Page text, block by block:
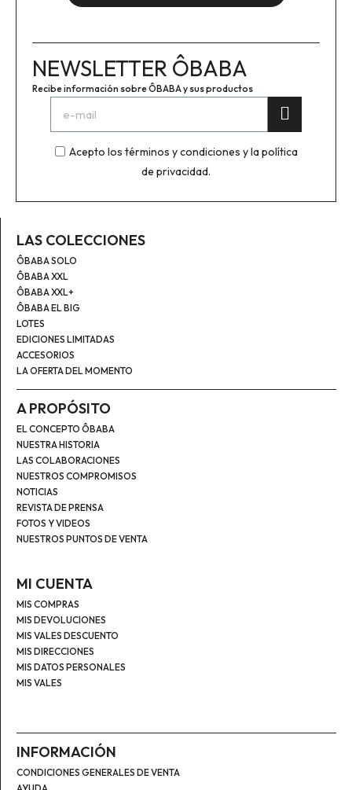
NEWSLETTER ÔBABA
Recibe información sobre ÔBABA y sus productos
Acepto los términos y condiciones y la política
de privacidad.
LAS COLECCIONES
ÔBABA SOLO
ÔBABA XXL
ÔBABA XXL+
ÔBABA EL BIG
LOTES
EDICIONES LIMITADAS
ACCESORIOS
LA OFERTA DEL MOMENTO
A PROPÓSITO
EL CONCEPTO ÔBABA
NUESTRA HISTORIA
LAS COLABORACIONES
NUESTROS COMPROMISOS
NOTICIAS
REVISTA DE PRENSA
FOTOS Y VIDEOS
NUESTROS PUNTOS DE VENTA
MI CUENTA
MIS COMPRAS
MIS DEVOLUCIONES
MIS VALES DESCUENTO
MIS DIRECCIONES
MIS DATOS PERSONALES
MIS VALES
INFORMACIÓN
CONDICIONES GENERALES DE VENTA